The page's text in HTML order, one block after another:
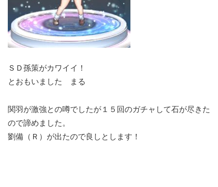
ＳＤ孫策がカワイイ！
とおもいました まる
関羽が激強との噂でしたが１５回のガチャして石が尽きた
ので諦めました。
劉備（Ｒ）が出たので良しとします！